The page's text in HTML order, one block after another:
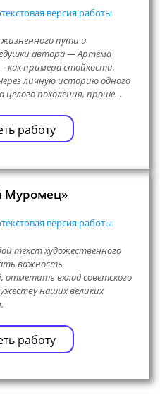
версия работы
пути и
автора — Артёма
как примера стойкости,
личную историю одного
целого поколения, проше…
работу
Муромец»
версия работы
текст художественного
важность
отметить вклад советского
наших великих
работу